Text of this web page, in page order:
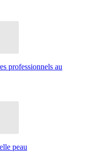
professionnels au
peau